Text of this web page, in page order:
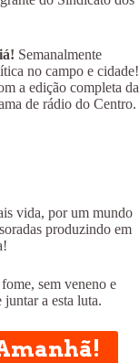
Semanalmente
no campo e cidade!
a edição completa da
de rádio do Centro.
vida, por um mundo
produzindo em
sem veneno e
a esta luta.